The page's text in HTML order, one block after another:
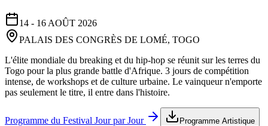
14 - 16 AOÛT 2026
PALAIS DES CONGRÈS DE LOMÉ, TOGO
L'élite mondiale du breaking et du hip-hop se réunit sur les terres du
Togo pour la plus grande battle d'Afrique. 3 jours de compétition
intense, de workshops et de culture urbaine. Le vainqueur n'emporte
pas seulement le titre, il entre dans l'histoire.
Programme du Festival Jour par Jour Programme Artistique